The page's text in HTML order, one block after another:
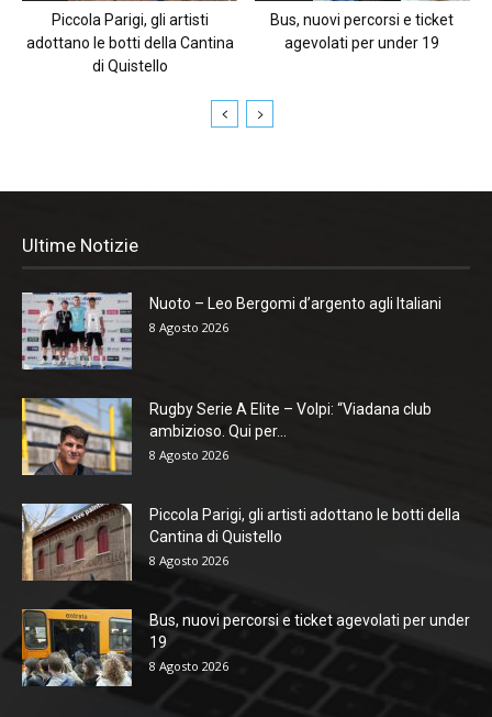
Piccola Parigi, gli artisti
adottano le botti della Cantina
di Quistello
Bus, nuovi percorsi e ticket
agevolati per under 19
Ultime Notizie
Nuoto – Leo Bergomi d’argento agli Italiani
8 Agosto 2026
Rugby Serie A Elite – Volpi: “Viadana club
ambizioso. Qui per...
8 Agosto 2026
Piccola Parigi, gli artisti adottano le botti della
Cantina di Quistello
8 Agosto 2026
Bus, nuovi percorsi e ticket agevolati per under
19
8 Agosto 2026